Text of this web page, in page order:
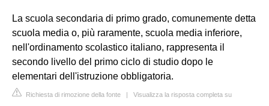
La scuola secondaria di primo grado, comunemente detta
scuola media o, più raramente, scuola media inferiore,
nell'ordinamento scolastico italiano, rappresenta il
secondo livello del primo ciclo di studio dopo le
elementari dell'istruzione obbligatoria.
Richiesta di rimozione della fonte | Visualizza la risposta completa su